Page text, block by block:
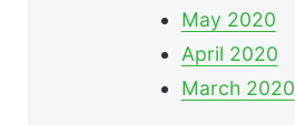
May 2020
April 2020
March 2020